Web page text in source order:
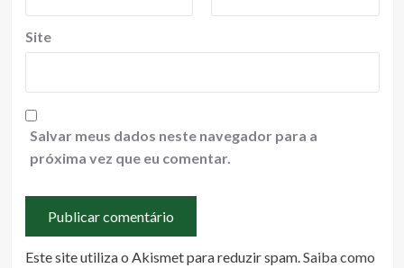
Site
Salvar meus dados neste navegador para a
próxima vez que eu comentar.
Este site utiliza o Akismet para reduzir spam.Saiba como